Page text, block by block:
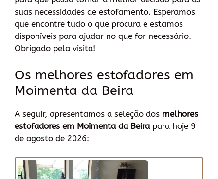
suas necessidades de estofamento. Esperamos
que encontre tudo o que procura e estamos
disponíveis para ajudar no que for necessário.
Obrigado pela visita!
Os melhores estofadores em
Moimenta da Beira
A seguir, apresentamos a seleção dos melhores
estofadores em Moimenta da Beirapara hoje 9
de agosto de 2026: